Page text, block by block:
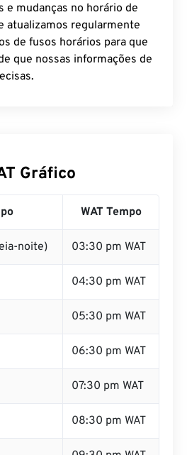
mudanças no horário de
atualizamos regularmente
de fusos horários para que
que nossas informações de
Gráfico
WAT Tempo
noite) 03:30 pm WAT
04:30 pm WAT
05:30 pm WAT
06:30 pm WAT
07:30 pm WAT
08:30 pm WAT